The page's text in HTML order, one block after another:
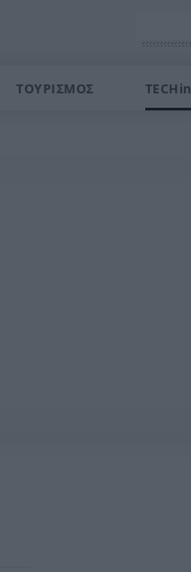
ΤΟΥΡΙΣΜΟΣ TECHin